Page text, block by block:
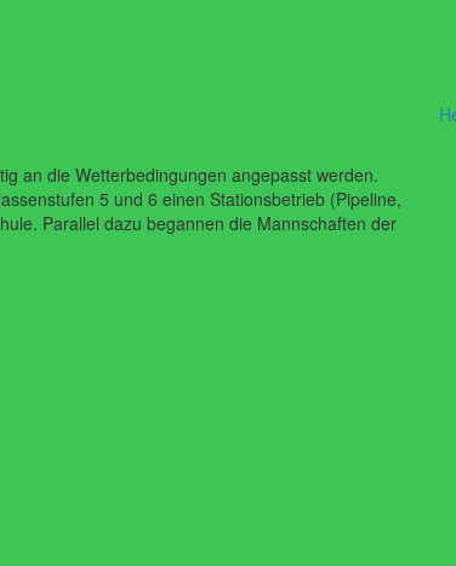
an die Wetterbedingungen angepasst werden.
5 und 6 einen Stationsbetrieb (Pipeline,
Parallel dazu begannen die Mannschaften der